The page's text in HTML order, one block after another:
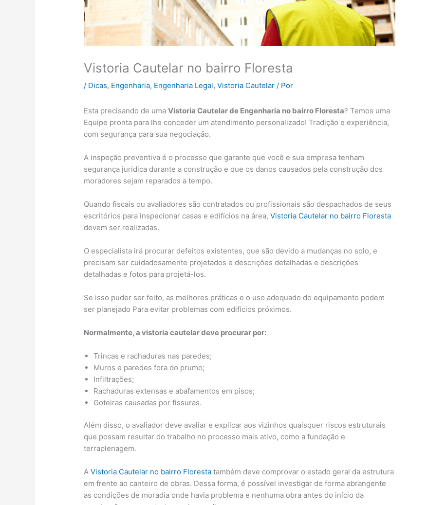
Vistoria Cautelar no bairro Floresta
/ Dicas, Engenharia, Engenharia Legal,Vistoria Cautelar / Por
Esta precisando de umaVistoria Cautelar de Engenharia no bairro Floresta? Temos uma
Equipe pronta para lhe conceder um atendimento personalizado! Tradição e experiência,
com segurança para sua negociação.
A inspeção preventiva é o processo que garante que você e sua empresa tenham
segurança jurídica durante a construção e que os danos causados ​​pela construção dos
moradores sejam reparados a tempo.
Quando fiscais ou avaliadores são contratados ou profissionais são despachados de seus
escritórios para inspecionar casas e edifícios na área,Vistoria Cautelar no bairro Floresta
devem ser realizadas.
O especialista irá procurar defeitos existentes, que são devido a mudanças no solo, e
precisam ser cuidadosamente projetados e descrições detalhadas e descrições
detalhadas e fotos para projetá-los.
Se isso puder ser feito, as melhores práticas e o uso adequado do equipamento podem
ser planejado Para evitar problemas com edifícios próximos.
Normalmente, a vistoria cautelar deve procurar por:
Trincas e rachaduras nas paredes;
Muros e paredes fora do prumo;
Infiltrações;
Rachaduras extensas e abafamentos em pisos;
Goteiras causadas por fissuras.
Além disso, o avaliador deve avaliar e explicar aos vizinhos quaisquer riscos estruturais
que possam resultar do trabalho no processo mais ativo, como a fundação e
terraplenagem.
AVistoria Cautelar no bairro Florestatambém deve comprovar o estado geral da estrutura
em frente ao canteiro de obras. Dessa forma, é possível investigar de forma abrangente
as condições de moradia onde havia problema e nenhuma obra antes do início da